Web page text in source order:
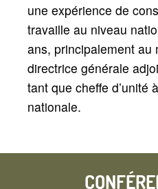
une expérience de
travaille au niveau
ans, principalement au
directrice générale
tant que cheffe d’unité
nationale.